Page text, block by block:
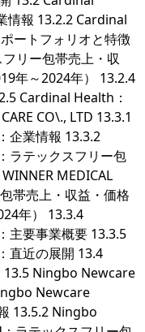
情報 13.2.2 Cardinal
ートフォリオと特徴
リー包帯売上・収
年～2024年） 13.2.4
Cardinal Health：
CO\., LTD 13.3.1
企業情報 13.3.2
ラテックスフリー包
MEDICAL
帯売上・収益・価格
年） 13.3.4
主要事業概要 13.3.5
直近の展開 13.4
Ningbo Newcare
Newcare
13.5.2 Ningbo